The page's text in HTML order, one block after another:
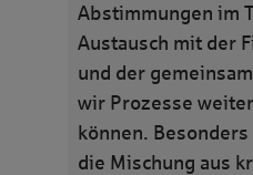
Abstimmungen im
Austausch mit der
und der
wir Prozesse
können.
die Mischung aus